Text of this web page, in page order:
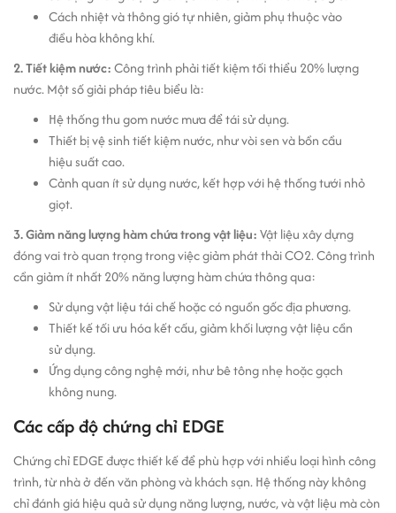
Cách nhiệt và thông gió tự nhiên, giảm phụ thuộc vào
điều hòa không khí.
2. Tiết kiệm nước:Công trình phải tiết kiệm tối thiểu 20% lượng
nước. Một số giải pháp tiêu biểu là:
Hệ thống thu gom nước mưa để tái sử dụng.
Thiết bị vệ sinh tiết kiệm nước, như vòi sen và bồn cầu
hiệu suất cao.
Cảnh quan ít sử dụng nước, kết hợp với hệ thống tưới nhỏ
giọt.
3. Giảm năng lượng hàm chứa trong vật liệu:Vật liệu xây dựng
đóng vai trò quan trọng trong việc giảm phát thải CO2. Công trình
cần giảm ít nhất 20% năng lượng hàm chứa thông qua:
Sử dụng vật liệu tái chế hoặc có nguồn gốc địa phương.
Thiết kế tối ưu hóa kết cấu, giảm khối lượng vật liệu cần
sử dụng.
Ứng dụng công nghệ mới, như bê tông nhẹ hoặc gạch
không nung.
Các cấp độ chứng chỉ EDGE
Chứng chỉ EDGE được thiết kế để phù hợp với nhiều loại hình công
trình, từ nhà ở đến văn phòng và khách sạn. Hệ thống này không
chỉ đánh giá hiệu quả sử dụng năng lượng, nước, và vật liệu mà còn